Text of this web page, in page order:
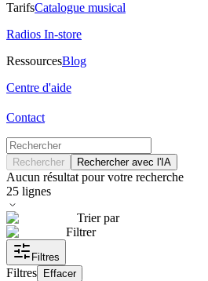
TarifsCatalogue musical
Radios In-store
RessourcesBlog
Centre d'aide
Contact
Rechercher Rechercher avec l'IA
Aucun résultat pour votre recherche
25 lignes
Trier par
Filtrer
Filtres
Filtres Effacer